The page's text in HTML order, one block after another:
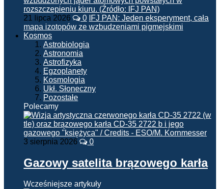
21 lipca 2026 0 IFJ PAN: Jeden eksperyment, cała
mapa izotopów ze wzbudzeniami pigmejskimi
Kosmos
Astrobiologia
Astronomia
Astrofizyka
Egzoplanety
Kosmologia
Ukł. Słoneczny
Pozostałe
Polecamy
3 sierpnia 2026 0
Gazowy satelita brązowego karła
Wcześniejsze artykuły